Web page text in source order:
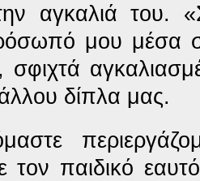
αγκαλιά του.
μου μέσα
σφιχτά
δίπλα μας.
τον παιδικό